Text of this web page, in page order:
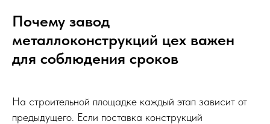
Почему завод
металлоконструкций цех важен
для соблюдения сроков
На строительной площадке каждый этап зависит от
предыдущего. Если поставка конструкций